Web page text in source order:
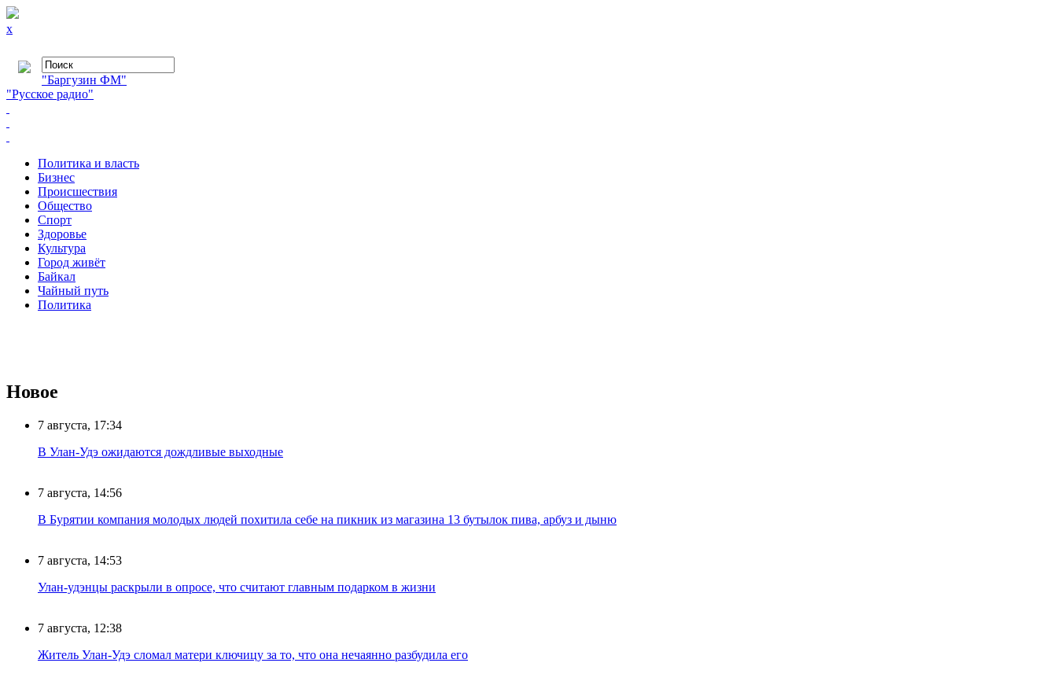
x
"Баргузин ФМ"
"Русское радио"
Политика и власть
Бизнес
Происшествия
Общество
Cпорт
Здоровье
Культура
Город живёт
Байкал
Чайный путь
Политика
Новое
7 августа, 17:34
В Улан-Удэ ожидаются дождливые выходные
7 августа, 14:56
В Бурятии компания молодых людей похитила себе на пикник из магазина 13 бутылок пива, арбуз и дыню
7 августа, 14:53
Улан-удэнцы раскрыли в опросе, что считают главным подарком в жизни
7 августа, 12:38
Житель Улан-Удэ сломал матери ключицу за то, что она нечаянно разбудила его